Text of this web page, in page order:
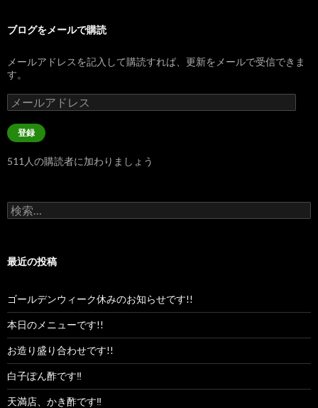
ブログをメールで購読
メールアドレスを記入して購読すれば、更新をメールで受信できま
す。
メ
ー
ル
ア
レ
登録
511人の購読者に加わりましょう
検
索:
最近の投稿
ゴールデンウィーク休みのお知らせです!!
本日のメニューです!!
お造り盛り合わせです!!
白子ぽん酢です‼︎
天満店、かき酢です‼︎